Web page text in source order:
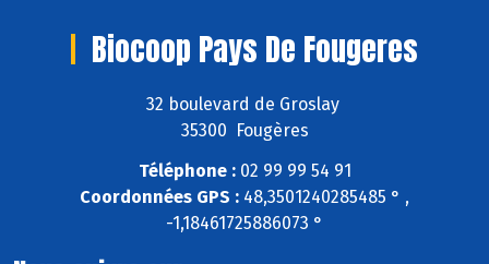
Biocoop Pays De Fougeres
32 boulevard de Groslay
35300 Fougères
Téléphone :02 99 99 54 91
Coordonnées GPS : 48,3501240285485 ° ,
-1,18461725886073 °